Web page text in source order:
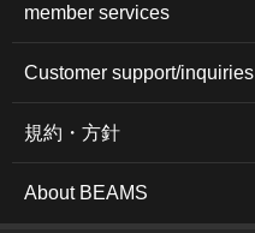
member services
Customer support/inquiries
規約・方針
About BEAMS